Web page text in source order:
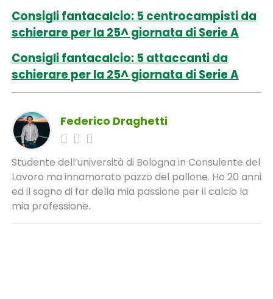
Consigli fantacalcio: 5 centrocampisti da
schierare per la 25^ giornata di Serie A
Consigli fantacalcio: 5 attaccanti da
schierare per la 25^ giornata di Serie A
Federico Draghetti
Studente dell’università di Bologna in Consulente del
Lavoro ma innamorato pazzo del pallone. Ho 20 anni
ed il sogno di far della mia passione per il calcio la
mia professione.